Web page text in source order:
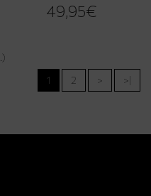
49,95€
1
2 > >|